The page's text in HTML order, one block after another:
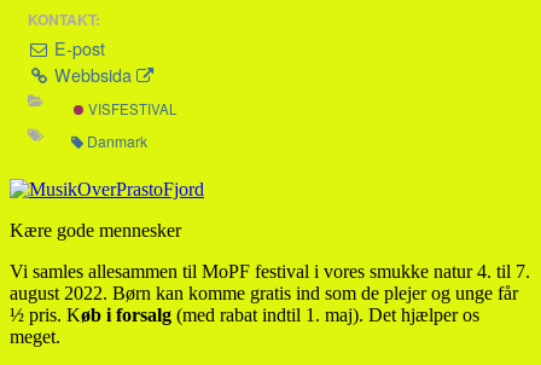
KONTAKT:
E-post
Webbsida
VISFESTIVAL
Danmark
Kære gode mennesker
Vi samles allesammen til MoPF festival i vores smukke natur 4. til 7.
august 2022. Børn kan komme gratis ind som de plejer og unge får
½ pris. Køb i forsalg (med rabat indtil 1. maj). Det hjælper os
meget.